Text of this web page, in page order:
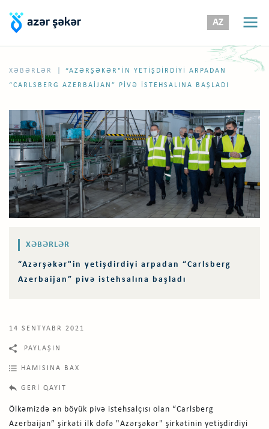
AZ
XƏBƏRLƏR
“AZƏRŞƏKƏR"IN YETIŞDIRDIYI ARPADAN
“CARLSBERG AZERBAIJAN” PIVƏ ISTEHSALINA BAŞLADI
XƏBƏRLƏR
“Azərşəkər"in yetişdirdiyi arpadan “Carlsberg
Azerbaijan” pivə istehsalına başladı
14 SENTYABR 2021
PAYLAŞIN
HAMISINA BAX
GERI QAYIT
Ölkəmizdə ən böyük pivə istehsalçısı olan “Carlsberg
Azerbaijan” şirkəti ilk dəfə "Azərşəkər" şirkətinin yetişdirdiyi